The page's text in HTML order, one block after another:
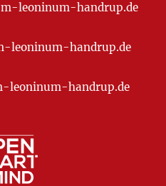
leoninum-handrup.de
leoninum-handrup.de
leoninum-handrup.de